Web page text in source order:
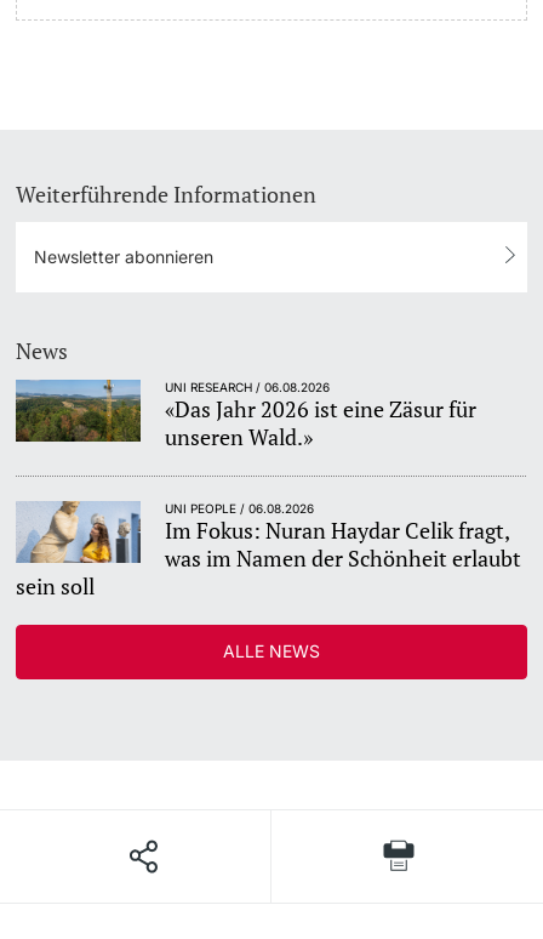
Weiterführende Informationen
Newsletter abonnieren
News
UNI RESEARCH / 06.08.2026
«Das Jahr 2026 ist eine Zäsur für
unseren Wald.»
UNI PEOPLE / 06.08.2026
Im Fokus: Nuran Haydar Celik fragt,
was im Namen der Schönheit erlaubt
sein soll
ALLE NEWS